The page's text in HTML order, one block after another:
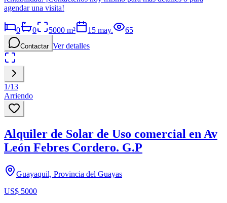
agendar una visita!
0 0 5000 m² 15 may. 65
Contactar Ver detalles
1/13
Arriendo
Alquiler de Solar de Uso comercial en Av
León Febres Cordero. G.P
Guayaquil, Provincia del Guayas
US$ 5000